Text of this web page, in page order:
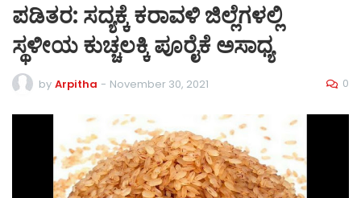
ಪಡಿತರ: ಸದ್ಯಕ್ಕೆ ಕರಾವಳಿ ಜಿಲ್ಲೆಗಳಲ್ಲಿ
ಸ್ಥಳೀಯ ಕುಚ್ಚಲಕ್ಕಿ ಪೂರೈಕೆ ಅಸಾಧ್ಯ
by Arpitha - November 30, 2021 0